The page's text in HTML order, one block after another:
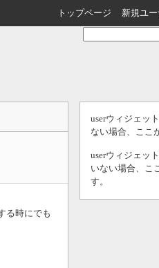
トップページ 新規ユ
る時にでも
userウィジェッ
ない場合、ここ
userウィジェッ
いない場合、こ
す。